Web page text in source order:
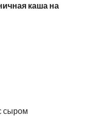
каша на
сыром